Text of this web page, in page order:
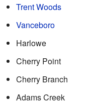
Trent Woods
Vanceboro
Harlowe
Cherry Point
Cherry Branch
Adams Creek